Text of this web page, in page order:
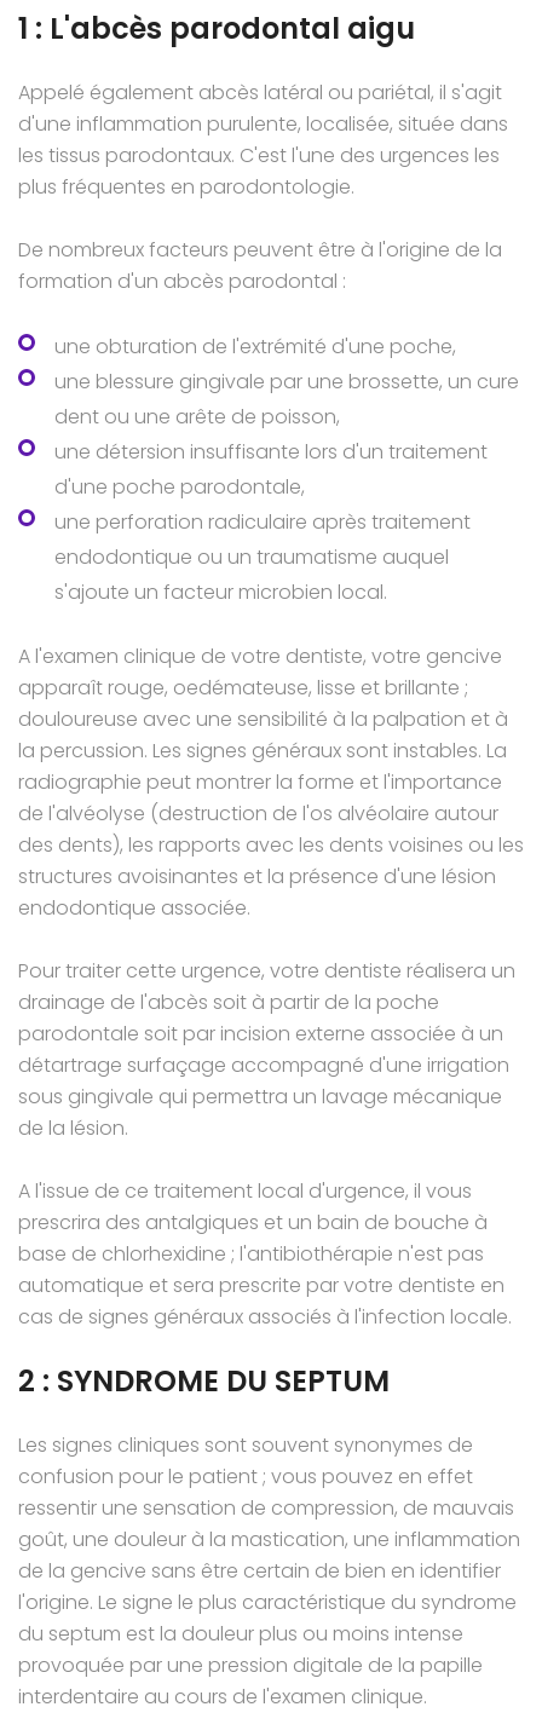
1 : L'abcès parodontal aigu
Appelé également abcès latéral ou pariétal, il s'agit
d'une inflammation purulente, localisée, située dans
les tissus parodontaux. C'est l'une des urgences les
plus fréquentes en parodontologie.
De nombreux facteurs peuvent être à l'origine de la
formation d'un abcès parodontal :
une obturation de l'extrémité d'une poche,
une blessure gingivale par une brossette, un cure
dent ou une arête de poisson,
une détersion insuffisante lors d'un traitement
d'une poche parodontale,
une perforation radiculaire après traitement
endodontique ou un traumatisme auquel
s'ajoute un facteur microbien local.
A l'examen clinique de votre dentiste, votre gencive
apparaît rouge, oedémateuse, lisse et brillante ;
douloureuse avec une sensibilité à la palpation et à
la percussion. Les signes généraux sont instables. La
radiographie peut montrer la forme et l'importance
de l'alvéolyse (destruction de l'os alvéolaire autour
des dents), les rapports avec les dents voisines ou les
structures avoisinantes et la présence d'une lésion
endodontique associée.
Pour traiter cette urgence, votre dentiste réalisera un
drainage de l'abcès soit à partir de la poche
parodontale soit par incision externe associée à un
détartrage surfaçage accompagné d'une irrigation
sous gingivale qui permettra un lavage mécanique
de la lésion.
A l'issue de ce traitement local d'urgence, il vous
prescrira des antalgiques et un bain de bouche à
base de chlorhexidine ; l'antibiothérapie n'est pas
automatique et sera prescrite par votre dentiste en
cas de signes généraux associés à l'infection locale.
2 : SYNDROME DU SEPTUM
Les signes cliniques sont souvent synonymes de
confusion pour le patient ; vous pouvez en effet
ressentir une sensation de compression, de mauvais
goût, une douleur à la mastication, une inflammation
de la gencive sans être certain de bien en identifier
l'origine. Le signe le plus caractéristique du syndrome
du septum est la douleur plus ou moins intense
provoquée par une pression digitale de la papille
interdentaire au cours de l'examen clinique.